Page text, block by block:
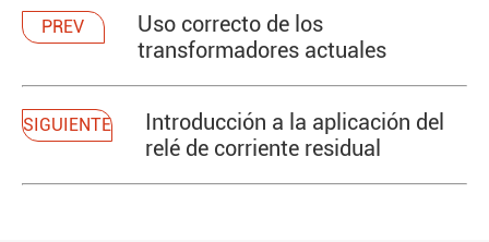
PREV
Uso correcto de los
transformadores actuales
SIGUIENTE
Introducción a la aplicación del
relé de corriente residual